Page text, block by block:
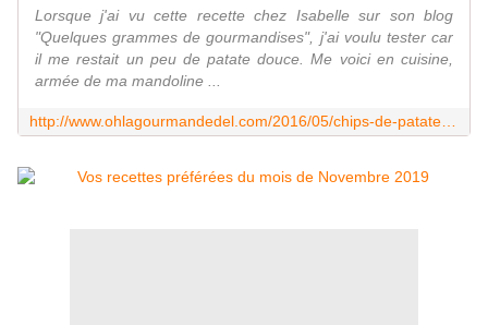
Lorsque j'ai vu cette recette chez Isabelle sur son blog
"Quelques grammes de gourmandises", j'ai voulu tester car
il me restait un peu de patate douce. Me voici en cuisine,
armée de ma mandoline ...